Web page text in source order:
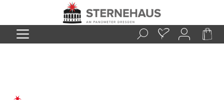
Zum Hauptinhalt springen